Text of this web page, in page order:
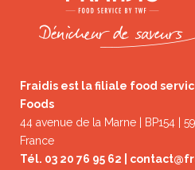
Fraidis est la filiale food
Foods
44 avenue de la Marne | BP154 |
France
Tél. 03 20 76 95 62 |